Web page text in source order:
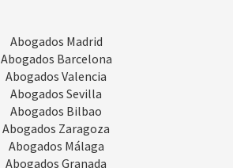
Abogados Madrid
Abogados Barcelona
Abogados Valencia
Abogados Sevilla
Abogados Bilbao
Abogados Zaragoza
Abogados Málaga
Abogados Granada